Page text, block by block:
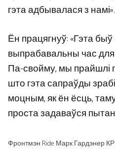
гэта адбывалася з намі».
Ён працягнуў: «Гэта быў
выпрабавальны час для
Па-свойму, мы прайшлі
што гэта сапраўды
моцным, як ён ёсць,
проста задаваўся
Фронтмэн Ride Марк Гардэнер